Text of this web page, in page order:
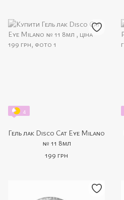
4
Гель лак Disco Cat Eye Milano
№ 11 8мл
199 грн